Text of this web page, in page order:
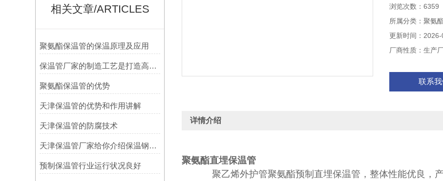
相关文章/ARTICLES
聚氨酯保温管的保温原理及应用
保温管厂家的制造工艺是打造高品质保温材料的关键
聚氨酯保温管的优势
天津保温管的优势和作用讲解
天津保温管的防腐技术
天津保温管厂家给你介绍保温钢管都有哪些分类？
预制保温管行业运行状况良好
(3)聚氨酯保温管
(4)直埋管渗漏报
浏览次数：6359
所属分类：聚氨
更新时间：2026-
厂商性质：生产
联系
详情介绍
聚氨酯直埋保温管
聚乙烯外护管聚氨酯预制直埋保温管，整体性能优良，